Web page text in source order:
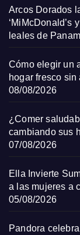
Arcos Dorados
‘MiMcDonald’s
leales de
Cómo elegir un
hogar fresco
08/08/2026
¿Comer
cambiando sus
07/08/2026
Ella Invierte
a las mujeres a
05/08/2026
Pandora